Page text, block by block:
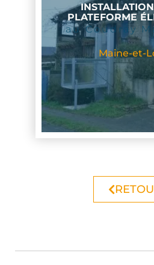
PLATEFORME
au Coudray
Maine-et-